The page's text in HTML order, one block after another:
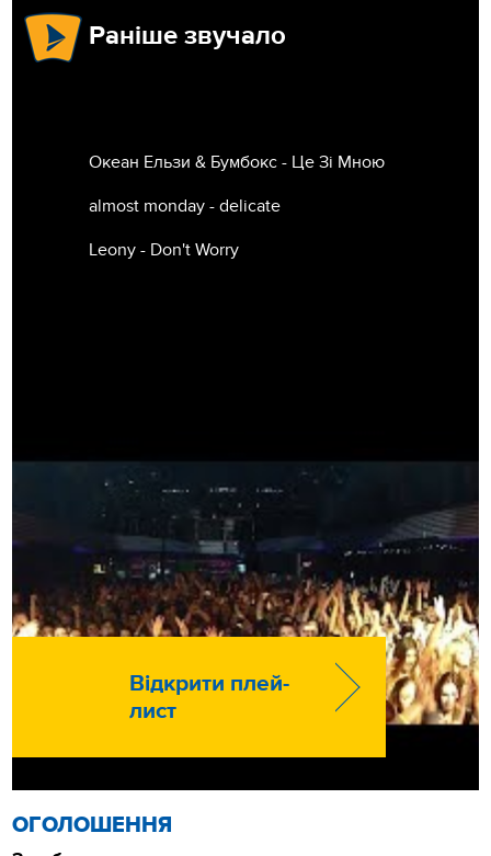
Раніше звучало
Океан Ельзи & Бумбокс - Це Зi Мною
almost monday - delicate
Leony - Don't Worry
Відкрити плей-
лист
ОГОЛОШЕННЯ